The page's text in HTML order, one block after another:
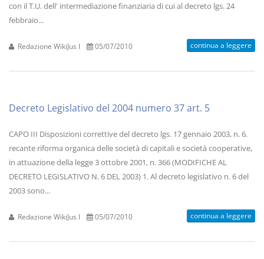
con il T.U. dell' intermediazione finanziaria di cui al decreto lgs. 24
febbraio...
Redazione WikiJus I 05/07/2010 continua a leggere
Decreto Legislativo del 2004 numero 37 art. 5
CAPO III Disposizioni correttive del decreto lgs. 17 gennaio 2003, n. 6.
recante riforma organica delle società di capitali e società cooperative,
in attuazione della legge 3 ottobre 2001, n. 366 (MODIFICHE AL
DECRETO LEGISLATIVO N. 6 DEL 2003) 1. Al decreto legislativo n. 6 del
2003 sono...
Redazione WikiJus I 05/07/2010 continua a leggere